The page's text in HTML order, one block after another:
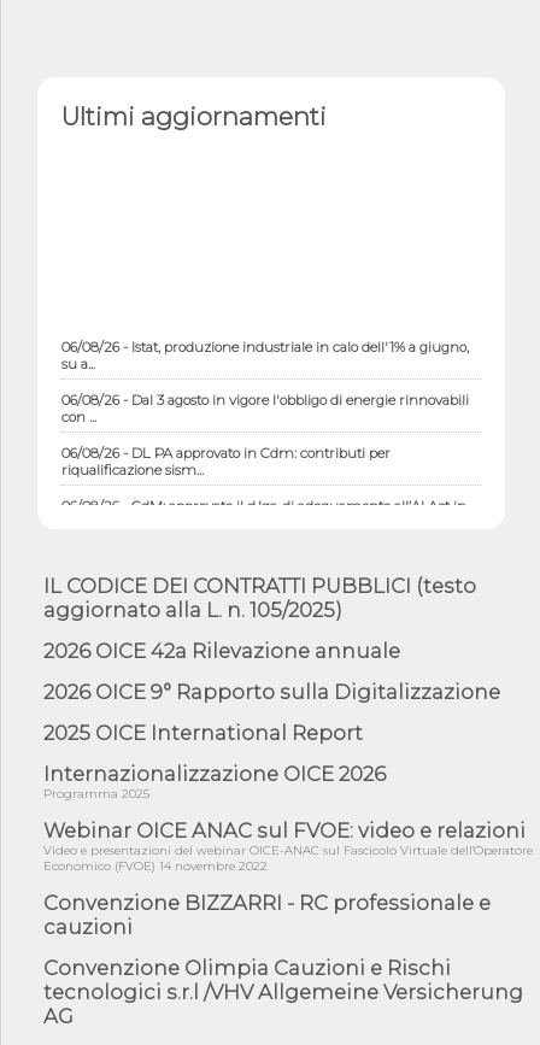
Ultimi aggiornamenti
06/08/26 - Istat, produzione industriale in calo dell'1% a giugno,
su a...
06/08/26 - Dal 3 agosto in vigore l'obbligo di energie rinnovabili
con ...
06/08/26 - DL PA approvato in Cdm: contributi per
riqualificazione sism...
06/08/26 - CdM: approvato il d.lgs. di adeguamento all’AI Act in
05/08/26 - DL Infrastrutture e PNRR è legge: approvata oggi la
fiducia...
05/08/26 - Focus OICE sul DDL di riforma della responsabilità
2 s...
05/08/26 - SAVE THE DATE: Assemblea Pubblica Confindustria
Professioni ...
05/08/26 - Successo OICE per il bando della Città metropolitana
di Reg...
05/08/26 - Lettera OICE per il bando della Giunta Regionale della
04/08/26 - DL PA: previste cancellazioni da elenchi professionisti
04/08/26 - International Sustainable Buildings Competition -
COP31, An...
IL CODICE DEI CONTRATTI PUBBLICI (testo
aggiornato alla L. n. 105/2025)
2026 OICE 42a Rilevazione annuale
2026 OICE 9° Rapporto sulla Digitalizzazione
2025 OICE International Report
Internazionalizzazione OICE 2026
Programma 2025
Webinar OICE ANAC sul FVOE: video e relazioni
Video e presentazioni del webinar OICE-ANAC sul Fascicolo Virtuale dell'Operatore
Economico (FVOE) 14 novembre 2022
Convenzione BIZZARRI - RC professionale e
cauzioni
Convenzione Olimpia Cauzioni e Rischi
tecnologici s.r.l /VHV Allgemeine Versicherung
AG